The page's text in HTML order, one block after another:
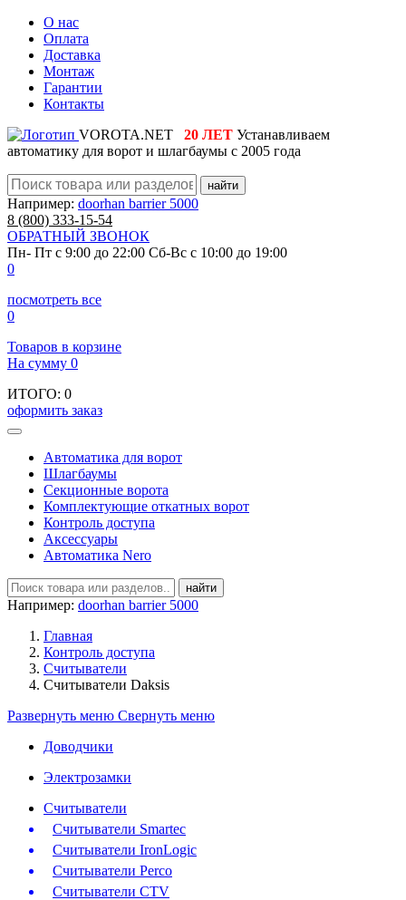
О нас
Оплата
Доставка
Монтаж
Гарантии
Контакты
VOROTA.NET
20 ЛЕТ Устанавливаем
автоматику для ворот и шлагбаумы с 2005 года
найти
Например: doorhan barrier 5000
8 (800) 333-15-54
ОБРАТНЫЙ ЗВОНОК
Пн- Пт с 9:00 до 22:00 Сб-Вс с 10:00 до 19:00
0
посмотреть все
0
Товаров в корзине
На сумму 0
ИТОГО: 0
оформить заказ
Автоматика для ворот
Шлагбаумы
Секционные ворота
Комплектующие откатных ворот
Контроль доступа
Аксесcуары
Автоматика Nero
найти
Например: doorhan barrier 5000
Главная
Контроль доступа
Считыватели
Считыватели Daksis
Развернуть меню Свернуть меню
Доводчики
Электрозамки
Считыватели
Считыватели Smartec
Считыватели IronLogic
Считыватели Perco
Считыватели CTV